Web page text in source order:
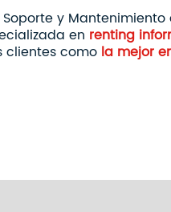
y
en renting
clientes como la mejor